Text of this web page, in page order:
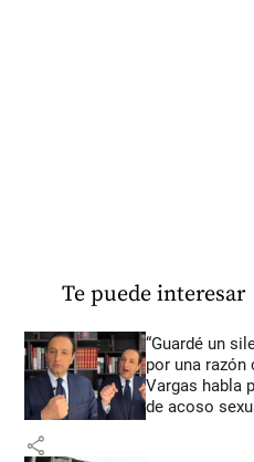
Te puede interesar
“Guardé un
por una razón
Vargas habla
de acoso
share